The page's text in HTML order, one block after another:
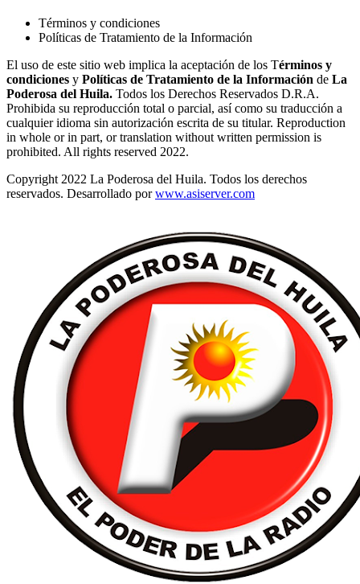
Términos y condiciones
Políticas de Tratamiento de la Información
El uso de este sitio web implica la aceptación de los Términos y
condiciones y Políticas de Tratamiento de la Información de La
Poderosa del Huila. Todos los Derechos Reservados D.R.A.
Prohibida su reproducción total o parcial, así como su traducción a
cualquier idioma sin autorización escrita de su titular. Reproduction
in whole or in part, or translation without written permission is
prohibited. All rights reserved 2022.
Copyright 2022 La Poderosa del Huila. Todos los derechos
reservados. Desarrollado porwww.asiserver.com